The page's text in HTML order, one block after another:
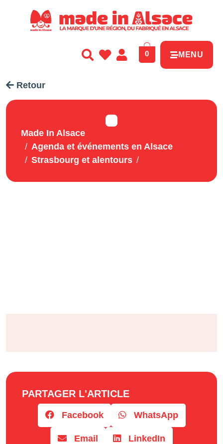
0 MENU
Retour
Made In Alsace
Agenda et événements en Alsace
Strasbourg et alentours
PARTAGER L'ARTICLE
Facebook WhatsApp
Email LinkedIn